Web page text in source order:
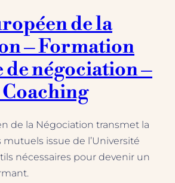
de la
– Formation
négociation –
de la Négociation transmet la
issue de l’Université
nécessaires pour devenir un